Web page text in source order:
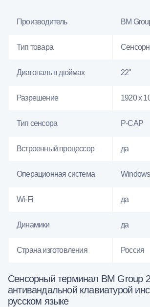
Производитель BM
Тип товара
Диагональ в дюймах 22"
Разрешение 1920 x
Тип сенсора P-CAP
Встроенный процессор да
Операционная система
Wi-Fi да
Динамики да
Страна изготовления Россия
Сенсорный терминал BM Group
антивандальной клавиатурой
русском языке